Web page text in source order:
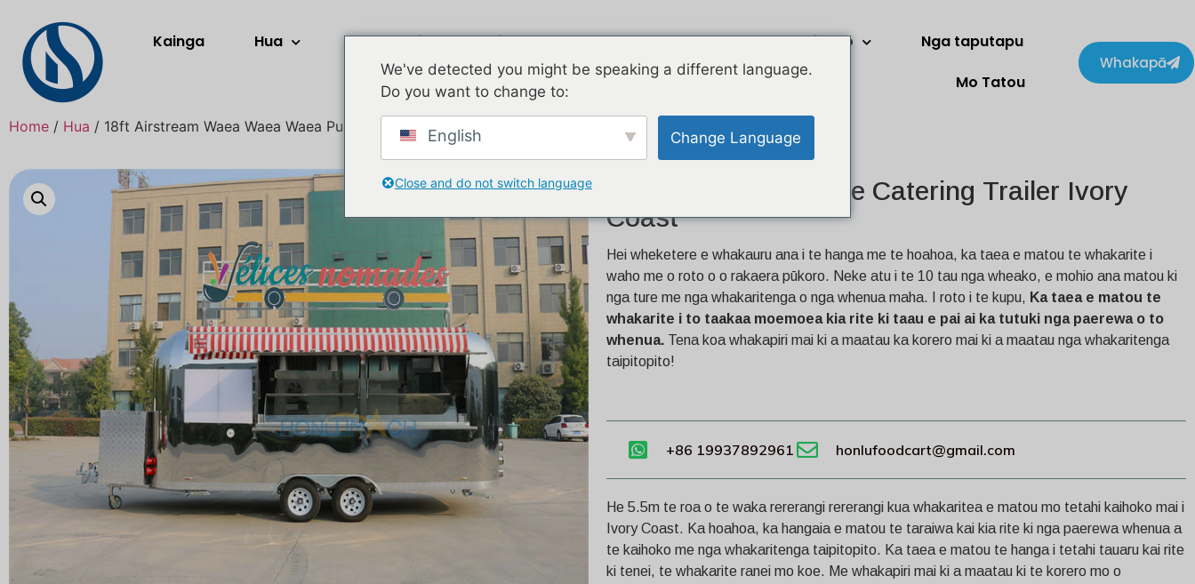
Kainga Hua Rererangi Piauau E rua nga korero Kaihoko
Nga taputapu
Mo Tatou
Whakapā
Home / Hua / 18ft Airstream Waea Waea Waea Pukoro Taitai Ivory
18ft Airstream Mobile Catering Trailer Ivory
Coast
Hei wheketere e whakauru ana i te hanga me te hoahoa, ka taea e matou te whakarite i
waho me o roto o o rakaera pūkoro. Neke atu i te 10 tau nga wheako, e mohio ana matou ki
nga ture me nga whakaritenga o nga whenua maha. I roto i te kupu, Ka taea e matou te
whakarite i to taakaa moemoea kia rite ki taau e pai ai ka tutuki nga paerewa o to
whenua. Tena koa whakapiri mai ki a maatau ka korero mai ki a maatau nga whakaritenga
taipitopito!
+86 19937892961 honlufoodcart@gmail.com
He 5.5m te roa o te waka rererangi rererangi kua whakaritea e matou mo tetahi kaihoko mai i
Ivory Coast. Ka hoahoa, ka hangaia e matou te taraiwa kai kia rite ki nga paerewa whenua a
te kaihoko me nga whakaritenga taipitopito. Ka taea e matou te hanga i tetahi tauaru kai rite
ki tenei, te whakarite ranei mo koe. Me whakapiri mai ki a maatau ki te korero mo o
We've detected you might be speaking a different language.
Do you want to change to:
English Change Language
Close and do not switch language